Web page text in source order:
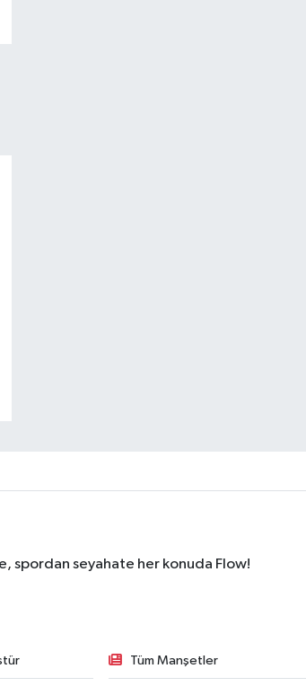
spordan seyahate her konuda Flow!
Tüm Manşetler